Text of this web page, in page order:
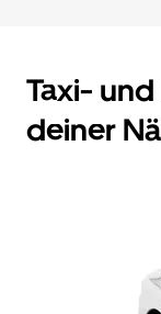
Taxi-
deiner